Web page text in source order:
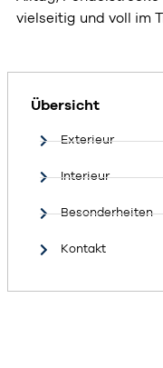
vielseitig und voll im
Übersicht
Exterieur
Interieur
Besonderheiten
Kontakt